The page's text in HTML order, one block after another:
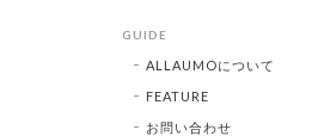
GUIDE
ALLAUMOについて
FEATURE
お問い合わせ